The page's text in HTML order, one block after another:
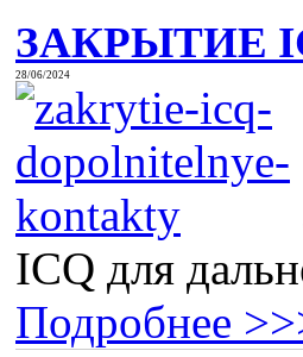
ЗАКРЫТИЕ
28/06/2024
ICQ для
Подробнее